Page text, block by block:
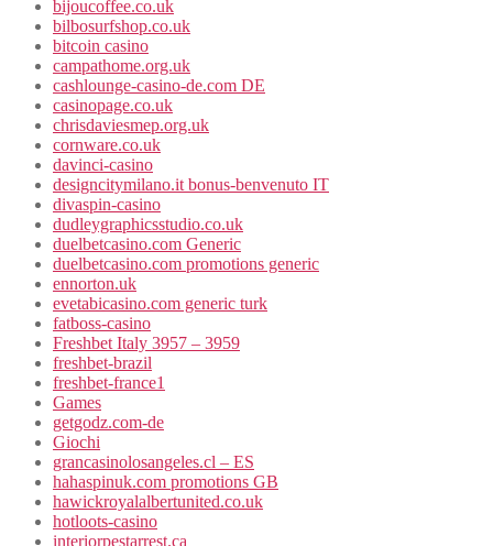
bijoucoffee.co.uk
bilbosurfshop.co.uk
bitcoin casino
campathome.org.uk
cashlounge-casino-de.com DE
casinopage.co.uk
chrisdaviesmep.org.uk
cornware.co.uk
davinci-casino
designcitymilano.it bonus-benvenuto IT
divaspin-casino
dudleygraphicsstudio.co.uk
duelbetcasino.com Generic
duelbetcasino.com promotions generic
ennorton.uk
evetabicasino.com generic turk
fatboss-casino
Freshbet Italy 3957 – 3959
freshbet-brazil
freshbet-france1
Games
getgodz.com-de
Giochi
grancasinolosangeles.cl – ES
hahaspinuk.com promotions GB
hawickroyalalbertunited.co.uk
hotloots-casino
interiorpestarrest.ca